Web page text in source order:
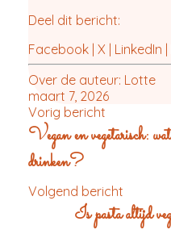
Deel dit bericht:
Facebook| X | LinkedIn |
Over de auteur: Lotte
maart 7, 2026
Vorig bericht
Vegan en vegetarisch:
drinken?
Volgend bericht
Is pasta altijd